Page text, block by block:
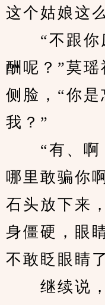
这个姑娘这
“不跟你
酬呢？”莫
侧脸，“你
我？”
“有、啊
哪里敢骗你
石头放下来
身僵硬，眼
不敢眨眼睛
继续说，